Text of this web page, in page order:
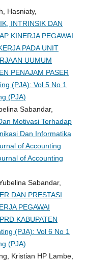
Hasniaty,
INTRINSIK DAN
KINERJA PEGAWAI
PADA UNIT
UUMUM
PENAJAM PASER
(PJA): Vol 5 No 1
(PJA)
Sabandar,
Motivasi Terhadap
Dan Informatika
of Accounting
of Accounting
Sabandar,
DAN PRESTASI
PEGAWAI
KABUPATEN
(PJA): Vol 6 No 1
(PJA)
Kristian HP Lambe,